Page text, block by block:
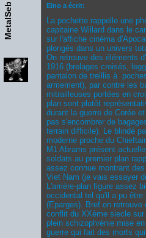
MetalSeb Elno a écrit:
La pochette rappelle une
capitaine Willard dans le
sur l'affiche cinéma
plongés dans un univers
On retrouve des éléments
1916 (brelages croisés,
pantalon de treillis à
armement), par contre les
mitrailleuses portées en
plan sont plutôt
durant la guerre de Corée
pas s'encombrer de
terrain difficile). Le blindé
moderne proche du
M1 Abrams présent
soldats au premier plan
assez connue montrant
Viet Nam (je vais essayer
L'arrière-plan figure assez
occidental tel qu'il a pu
(Eparges). Bref on retrouve
conflit du XXème siecle
plein schizophrénie mise
guerre qui fait des morts